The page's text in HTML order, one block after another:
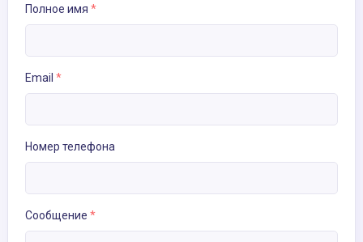
Полное имя *
Email *
Номер телефона
Сообщение *